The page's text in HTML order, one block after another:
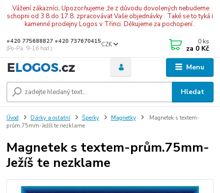
.Vážení zákazníci, Upozorňujeme ,že z důvodu dovolených nebudeme
schopni od 3.8 do 17.8. zpracovávat Vaše objednávky . Také se to tyká i
kamenné prodejny Logos v Třinci. Děkujeme za pochopení .
Menu
CZK
Hledat
+420 775688827 +420 737670415
(Po-Pá, 9-16 hod.)
0 ks
za 0 Kč
Úvod Dárky a ostatní Šperky Magnetky
Magnetek s textem-
prům.75mm-Ježíš te nezklame
Magnetek s textem-prům.75mm-
Ježíš te nezklame